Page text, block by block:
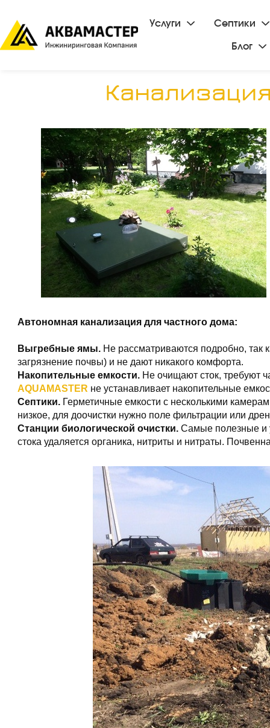
Услуги Септики
Блог
Автономная канализация для частного дома:
Выгребные ямы. Не рассматриваются подробно, так
загрязнение почвы) и не дают никакого комфорта.
Накопительные емкости. Не очищают сток, требуют
AQUAMASTER не устанавливает накопительные
Септики. Герметичные емкости с несколькими
низкое, для доочистки нужно поле фильтрации или
Станции биологической очистки. Самые полезные и
стока удаляется органика, нитриты и нитраты.